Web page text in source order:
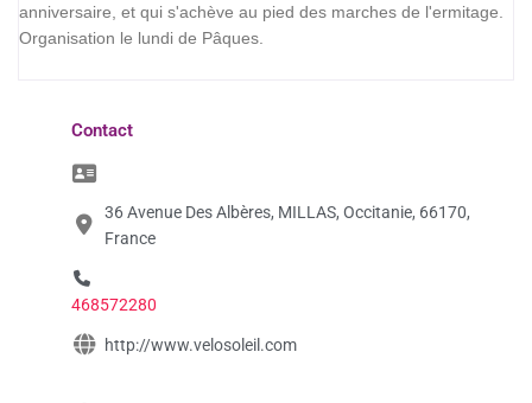
anniversaire, et qui s'achève au pied des marches de l'ermitage.
Organisation le lundi de Pâques.
Contact
36 Avenue Des Albères, MILLAS, Occitanie, 66170,
France
468572280
http://www.velosoleil.com